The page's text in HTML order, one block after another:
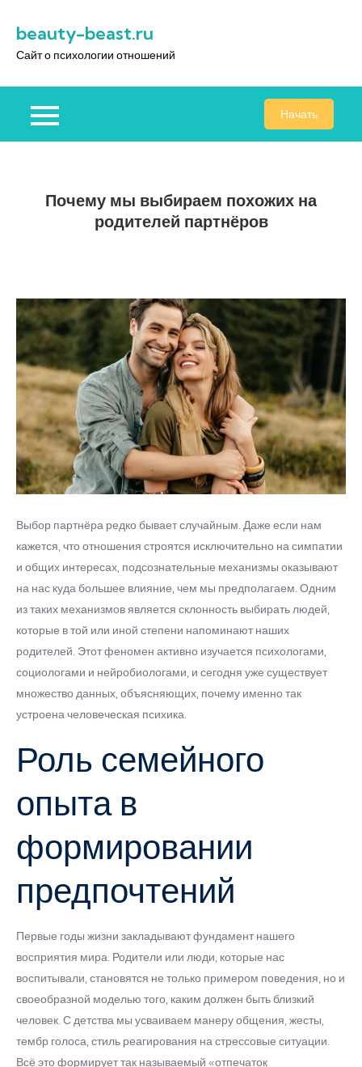
содержимому
beauty-beast.ru
Сайт о психологии отношений
Начать
Почему мы выбираем похожих на
родителей партнёров
Выбор партнёра редко бывает случайным. Даже если нам
кажется, что отношения строятся исключительно на симпатии
и общих интересах, подсознательные механизмы оказывают
на нас куда большее влияние, чем мы предполагаем. Одним
из таких механизмов является склонность выбирать людей,
которые в той или иной степени напоминают наших
родителей. Этот феномен активно изучается психологами,
социологами и нейробиологами, и сегодня уже существует
множество данных, объясняющих, почему именно так
устроена человеческая психика.
Роль семейного
опыта в
формировании
предпочтений
Первые годы жизни закладывают фундамент нашего
восприятия мира. Родители или люди, которые нас
воспитывали, становятся не только примером поведения, но и
своеобразной моделью того, каким должен быть близкий
человек. С детства мы усваиваем манеру общения, жесты,
тембр голоса, стиль реагирования на стрессовые ситуации.
Всё это формирует так называемый «отпечаток